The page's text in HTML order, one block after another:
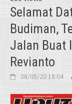
Selamat
Budiman,
Jalan Buat
Revianto
08/05/20 18:04